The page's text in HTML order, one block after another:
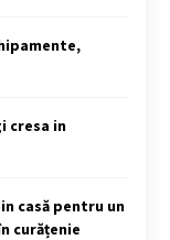
cresa in
casă pentru un
curățenie